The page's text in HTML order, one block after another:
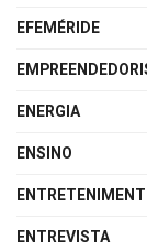
EFEMÉRIDE
ENERGIA
ENSINO
ENTREVISTA